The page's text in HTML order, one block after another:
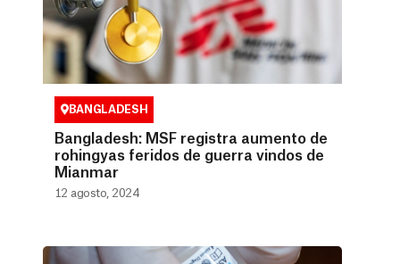
BANGLADESH
Bangladesh: MSF registra aumento de
rohingyas feridos de guerra vindos de
Mianmar
12 agosto, 2024